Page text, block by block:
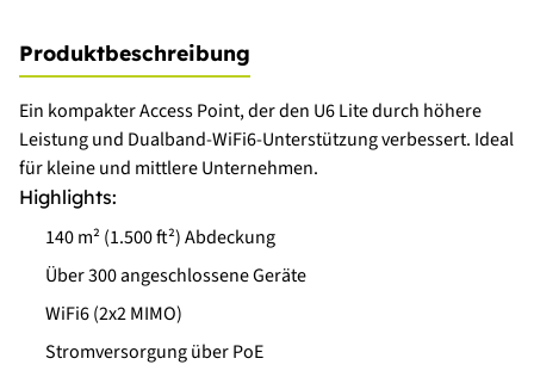
Produktbeschreibung
Ein kompakter Access Point, der den U6 Lite durch höhere
Leistung und Dualband-WiFi6-Unterstützung verbessert. Ideal
für kleine und mittlere Unternehmen.
Highlights:
140 m² (1.500 ft²) Abdeckung
Über 300 angeschlossene Geräte
WiFi6 (2x2 MIMO)
Stromversorgung über PoE